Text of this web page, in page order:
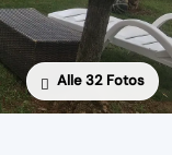
Alle 32 Fotos